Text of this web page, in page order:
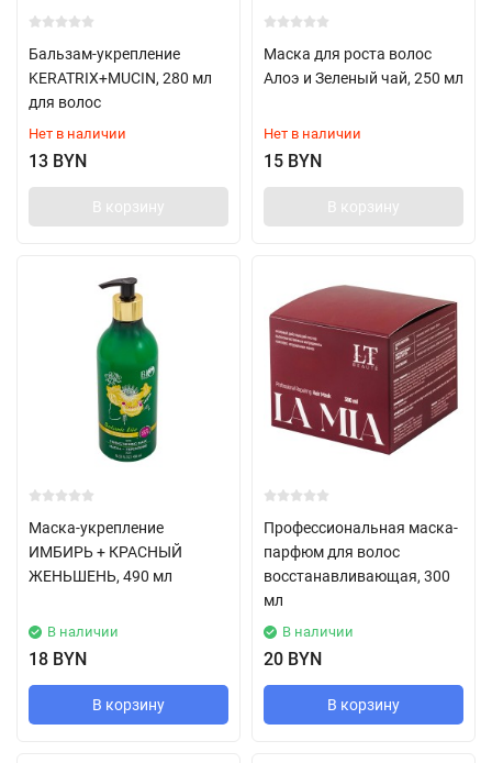
Бальзам-укрепление
KERATRIX+MUCIN, 280 мл
для волос
Нет в наличии
13 BYN
В корзину
Маска для роста волос
Алоэ и Зеленый чай, 250 мл
Нет в наличии
15 BYN
В корзину
Маска-укрепление
ИМБИРЬ + КРАСНЫЙ
ЖЕНЬШЕНЬ, 490 мл
В наличии
18 BYN
В корзину
Профессиональная маска-
парфюм для волос
восстанавливающая, 300
мл
В наличии
20 BYN
В корзину